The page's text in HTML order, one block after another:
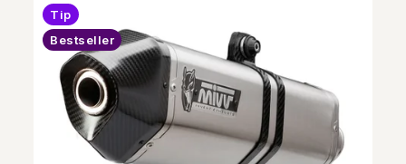
Tip
Bestseller